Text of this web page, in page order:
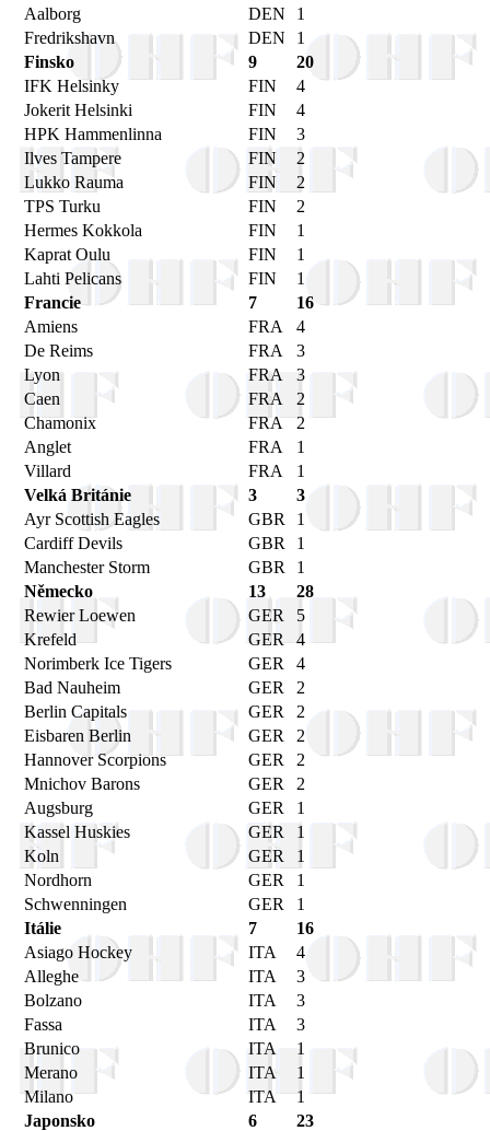
Aalborg
DEN
1
Fredrikshavn
DEN
1
Finsko
9
20
IFK Helsinky
FIN
4
Jokerit Helsinki
FIN
4
HPK Hammenlinna
FIN
3
Ilves Tampere
FIN
2
Lukko Rauma
FIN
2
TPS Turku
FIN
2
Hermes Kokkola
FIN
1
Kaprat Oulu
FIN
1
Lahti Pelicans
FIN
1
Francie
7
16
Amiens
FRA
4
De Reims
FRA
3
Lyon
FRA
3
Caen
FRA
2
Chamonix
FRA 2
Anglet
FRA
1
Villard
FRA
1
Velká Británie
3
3
Ayr Scottish Eagles
GBR
1
Cardiff Devils
GBR
1
Manchester Storm
GBR
1
Německo
13
28
Rewier Loewen
GER
5
Krefeld
GER 4
Norimberk Ice Tigers
GER
4
Bad Nauheim
GER
2
Berlin Capitals
GER
2
Eisbaren Berlin
GER
2
Hannover Scorpions
GER
2
Mnichov Barons
GER
2
Augsburg
GER
1
Kassel Huskies
GER
1
Koln
GER
1
Nordhorn
GER
1
Schwenningen
GER
1
Itálie
7
16
Asiago Hockey
ITA
4
Alleghe
ITA
3
Bolzano
ITA
3
Fassa
ITA
3
Brunico
ITA
1
Merano
ITA
1
Milano
ITA
1
Japonsko
6 23